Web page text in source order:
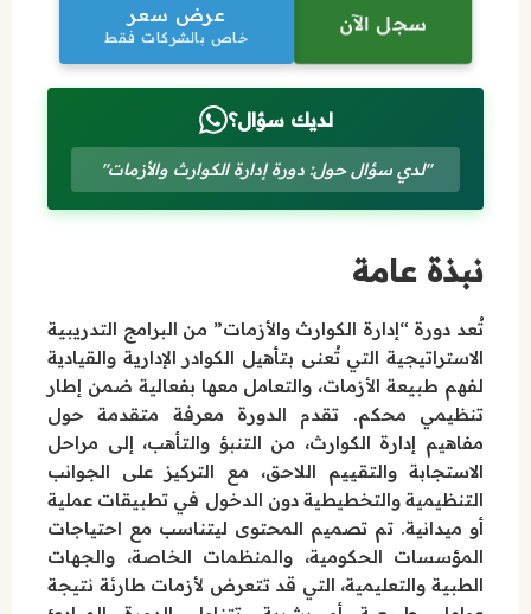
سجل الآن عرض سعر
خاص بالشركات فقط
لديك سؤال؟
"لدي سؤال حول: دورة إدارة الكوارث والأزمات"
نبذة عامة
تُعد دورة “إدارة الكوارث والأزمات” من البرامج التدريبية
الاستراتيجية التي تُعنى بتأهيل الكوادر الإدارية والقيادية
لفهم طبيعة الأزمات، والتعامل معها بفعالية ضمن إطار
تنظيمي محكم. تقدم الدورة معرفة متقدمة حول
مفاهيم إدارة الكوارث، من التنبؤ والتأهب، إلى مراحل
الاستجابة والتقييم اللاحق، مع التركيز على الجوانب
التنظيمية والتخطيطية دون الدخول في تطبيقات عملية
أو ميدانية. تم تصميم المحتوى ليتناسب مع احتياجات
المؤسسات الحكومية، والمنظمات الخاصة، والجهات
الطبية والتعليمية، التي قد تتعرض لأزمات طارئة نتيجة